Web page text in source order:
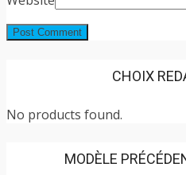
CHOIX
No products found.
MODÈLE